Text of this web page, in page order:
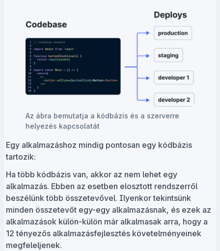
Az ábra bemutatja a kódbázis és a szerverre
helyezés kapcsolatát
Egy alkalmazáshoz mindig pontosan egy kódbázis
tartozik:
Ha több kódbázis van, akkor az nem lehet egy
alkalmazás. Ebben az esetben elosztott rendszerről
beszélünk több összetevővel. Ilyenkor tekintsünk
minden összetevőt egy-egy alkalmazásnak, és ezek az
alkalmazások külön-külön már alkalmasak arra, hogy a
12 tényezős alkalmazásfejlesztés követelményeinek
megfeleljenek.